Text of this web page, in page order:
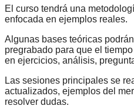
El curso tendrá una
enfocada en ejemplos reales.
Algunas bases teóricas
pregrabado para que el
en ejercicios, análisis,
Las sesiones principales se
actualizados, ejemplos del
resolver dudas.